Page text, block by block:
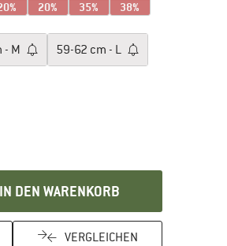
20% 35% 38%
- M 59-62 cm - L
öffnet sich in einer Infobox und beinhaltet
IN DEN WARENKORB
VERGLEICHEN